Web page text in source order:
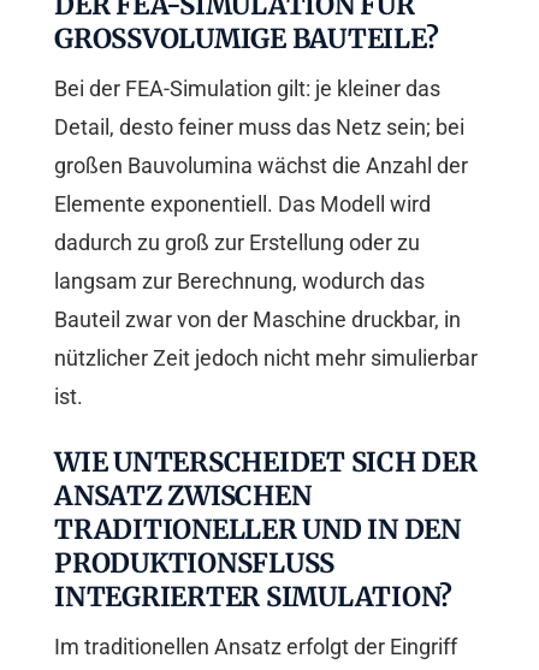
GROSSVOLUMIGE BAUTEILE?
Bei der FEA-Simulation gilt: je kleiner das
Detail, desto feiner muss das Netz sein; bei
großen Bauvolumina wächst die Anzahl der
Elemente exponentiell. Das Modell wird
dadurch zu groß zur Erstellung oder zu
langsam zur Berechnung, wodurch das
Bauteil zwar von der Maschine druckbar, in
nützlicher Zeit jedoch nicht mehr simulierbar
ist.
WIE UNTERSCHEIDET SICH DER
ANSATZ ZWISCHEN
TRADITIONELLER UND IN DEN
PRODUKTIONSFLUSS
INTEGRIERTER SIMULATION?
Im traditionellen Ansatz erfolgt der Eingriff